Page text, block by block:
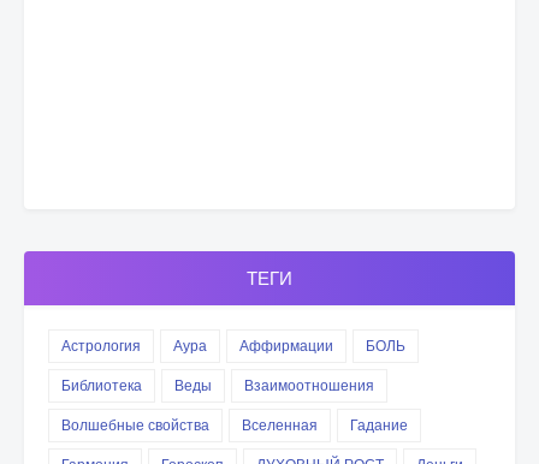
ТЕГИ
Астрология Аура Аффирмации
БОЛЬ
Библиотека
Веды
Взаимоотношения
Волшебные свойства
Вселенная
Гадание